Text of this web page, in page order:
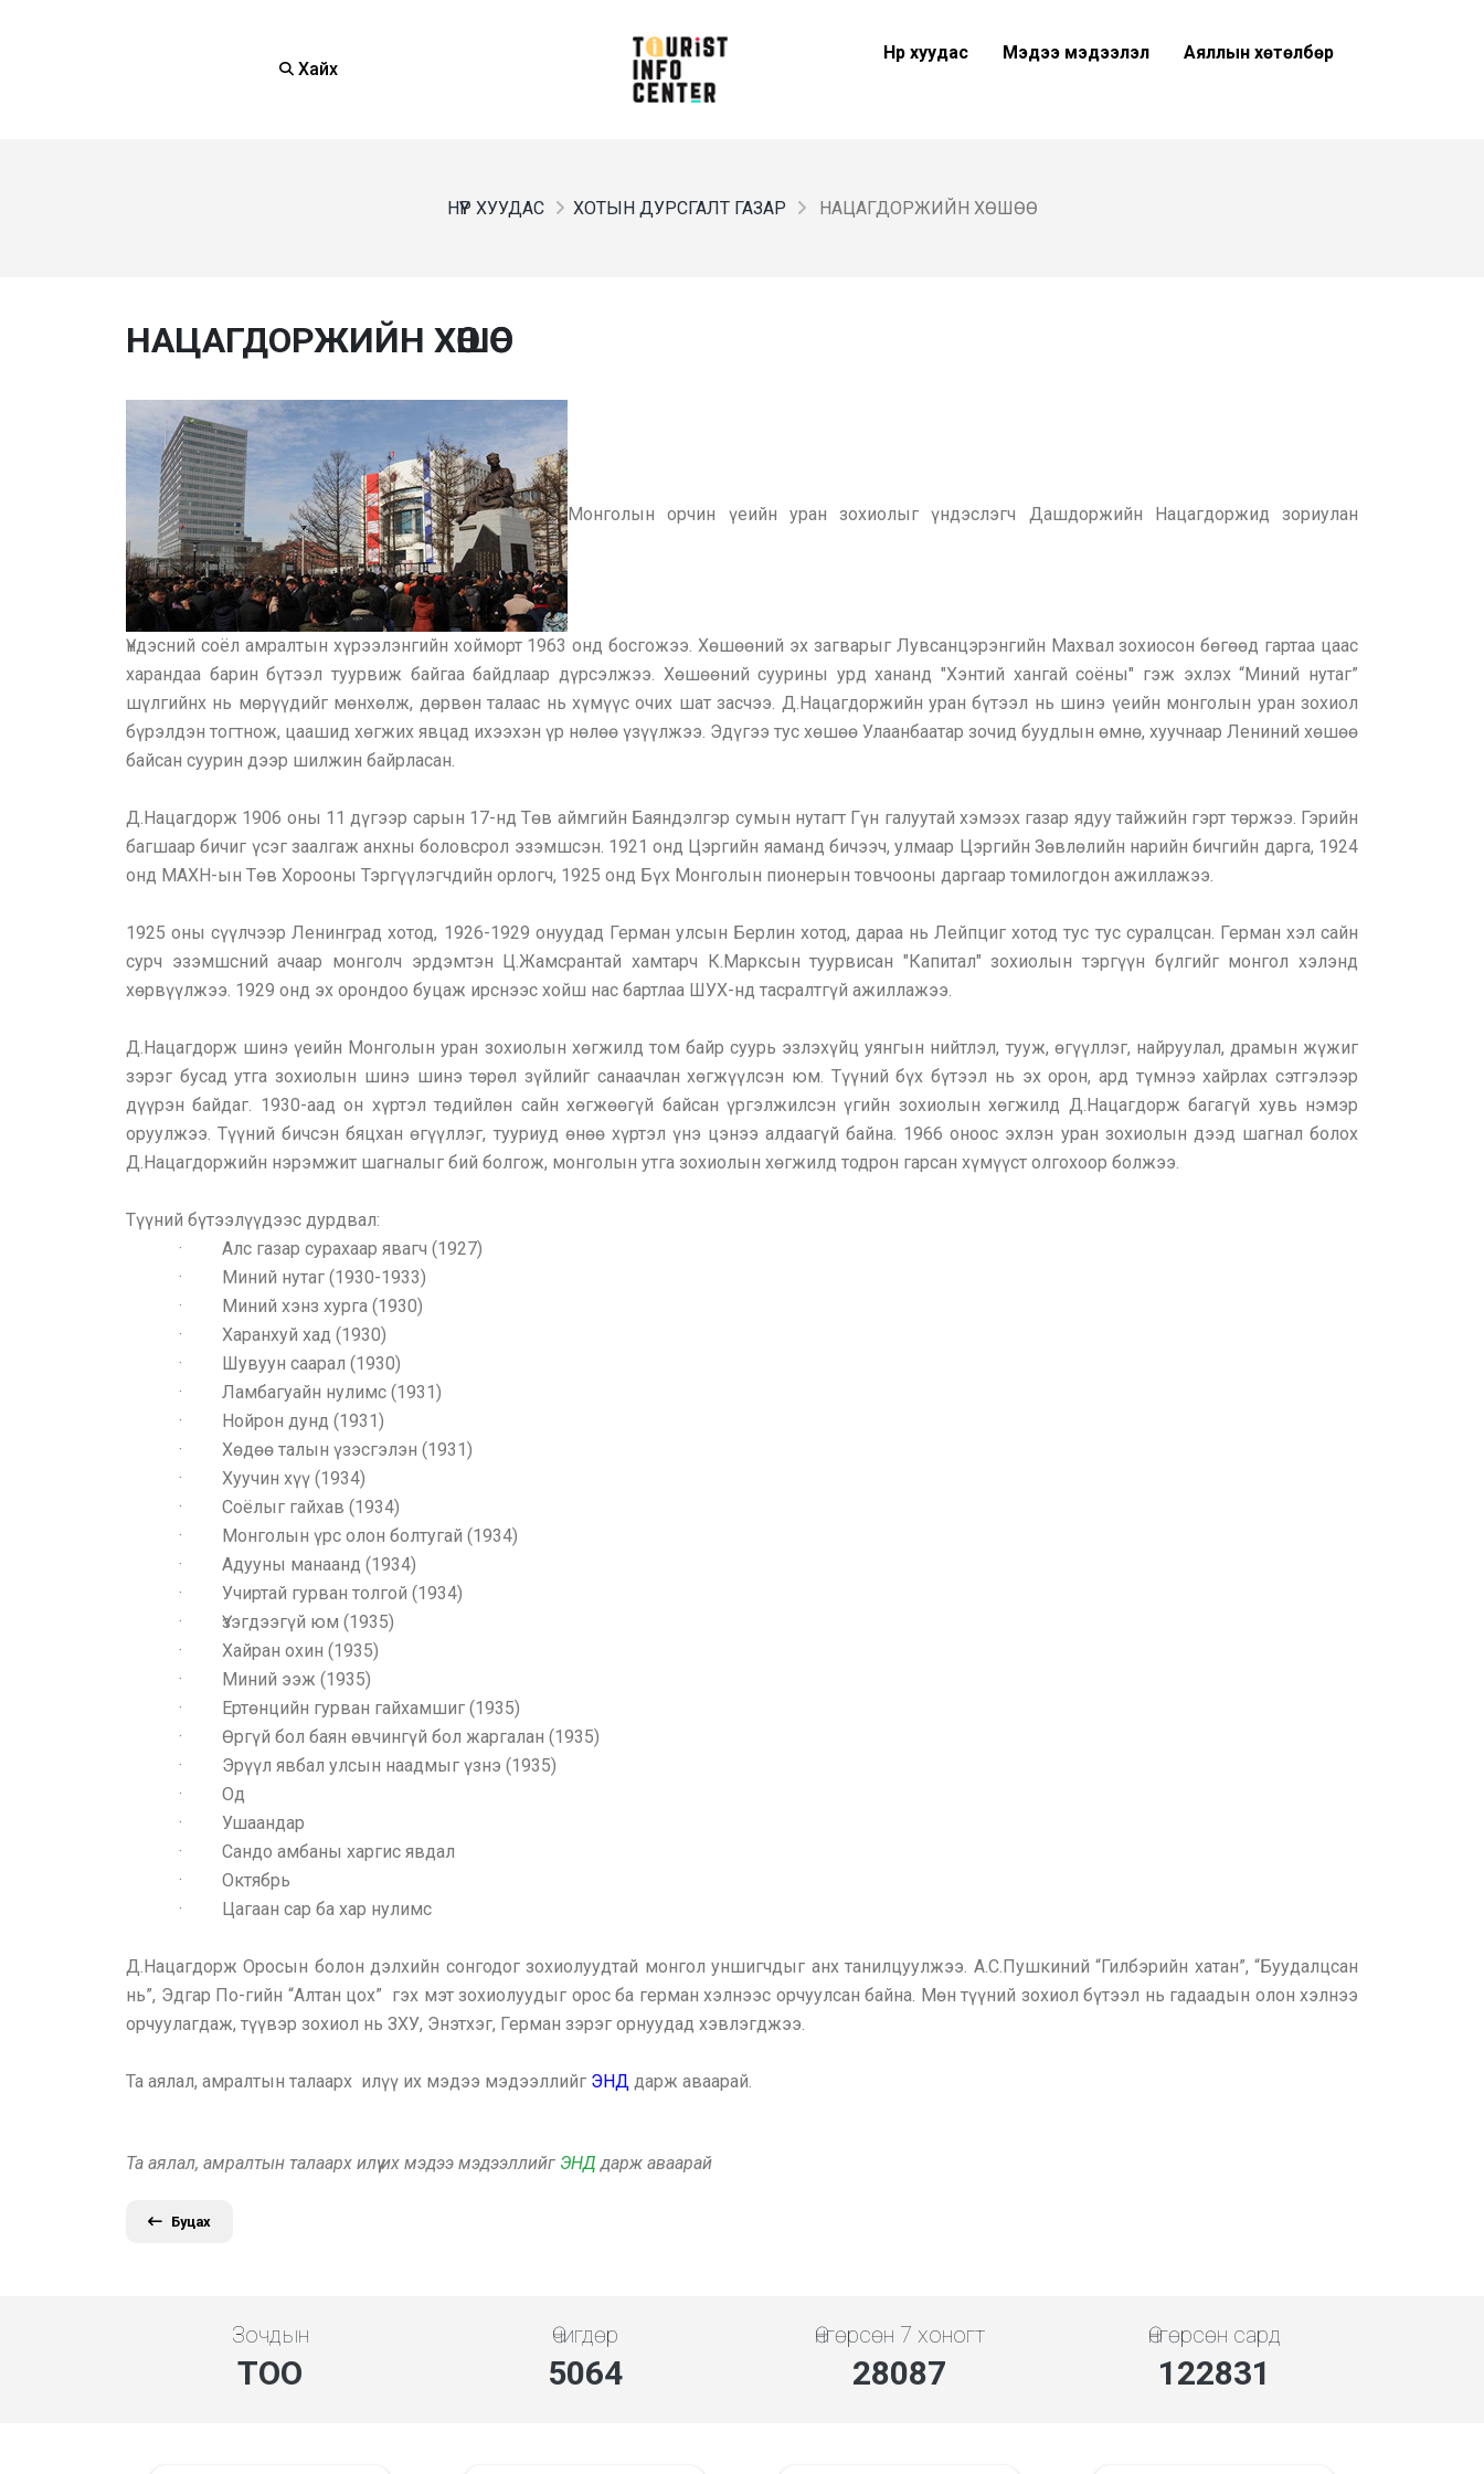
Хайх
Нүүр хуудас Мэдээ мэдээлэл Аяллын хөтөлбөр
НҮҮР ХУУДАС ХОТЫН ДУРСГАЛТ ГАЗАР НАЦАГДОРЖИЙН ХӨШӨӨ
НАЦАГДОРЖИЙН ХӨШӨӨ
Монголын орчин үеийн уран зохиолыг үндэслэгч Дашдоржийн Нацагдоржид зориулан
Үндэсний соёл амралтын хүрээлэнгийн хойморт 1963 онд босгожээ. Хөшөөний эх загварыг Лувсанцэрэнгийн Махвал зохиосон бөгөөд гартаа цаас
харандаа барин бүтээл туурвиж байгаа байдлаар дүрсэлжээ. Хөшөөний суурины урд хананд "Хэнтий хангай соёны" гэж эхлэх “Миний нутаг”
шүлгийнх нь мөрүүдийг мөнхөлж, дөрвөн талаас нь хүмүүс очих шат засчээ. Д.Нацагдоржийн уран бүтээл нь шинэ үеийн монголын уран зохиол
бүрэлдэн тогтнож, цаашид хөгжих явцад ихээхэн үр нөлөө үзүүлжээ. Эдүгээ тус хөшөө Улаанбаатар зочид буудлын өмнө, хуучнаар Лениний хөшөө
байсан суурин дээр шилжин байрласан.
Д.Нацагдорж 1906 оны 11 дүгээр сарын 17-нд Төв аймгийн Баяндэлгэр сумын нутагт Гүн галуутай хэмээх газар ядуу тайжийн гэрт төржээ. Гэрийн
багшаар бичиг үсэг заалгаж анхны боловсрол эзэмшсэн. 1921 онд Цэргийн яаманд бичээч, улмаар Цэргийн Зөвлөлийн нарийн бичгийн дарга, 1924
онд МАХН-ын Төв Хорооны Тэргүүлэгчдийн орлогч, 1925 онд Бүх Монголын пионерын товчооны даргаар томилогдон ажиллажээ.
1925 оны сүүлчээр Ленинград хотод, 1926-1929 онуудад Герман улсын Берлин хотод, дараа нь Лейпциг хотод тус тус суралцсан. Герман хэл сайн
сурч эзэмшсний ачаар монголч эрдэмтэн Ц.Жамсрантай хамтарч К.Марксын туурвисан "Капитал" зохиолын тэргүүн бүлгийг монгол хэлэнд
хөрвүүлжээ. 1929 онд эх орондоо буцаж ирснээс хойш нас бартлаа ШУХ-нд тасралтгүй ажиллажээ.
Д.Нацагдорж шинэ үеийн Монголын уран зохиолын хөгжилд том байр суурь эзлэхүйц уянгын нийтлэл, тууж, өгүүллэг, найруулал, драмын жүжиг
зэрэг бусад утга зохиолын шинэ шинэ төрөл зүйлийг санаачлан хөгжүүлсэн юм. Түүний бүх бүтээл нь эх орон, ард түмнээ хайрлах сэтгэлээр
дүүрэн байдаг. 1930-аад он хүртэл төдийлөн сайн хөгжөөгүй байсан үргэлжилсэн үгийн зохиолын хөгжилд Д.Нацагдорж багагүй хувь нэмэр
оруулжээ. Түүний бичсэн бяцхан өгүүллэг, тууриуд өнөө хүртэл үнэ цэнээ алдаагүй байна. 1966 оноос эхлэн уран зохиолын дээд шагнал болох
Д.Нацагдоржийн нэрэмжит шагналыг бий болгож, монголын утга зохиолын хөгжилд тодрон гарсан хүмүүст олгохоор болжээ.
Түүний бүтээлүүдээс дурдвал:
· Алс газар сурахаар явагч (1927)
· Миний нутаг (1930-1933)
· Миний хэнз хурга (1930)
· Харанхуй хад (1930)
· Шувуун саарал (1930)
· Ламбагуайн нулимс (1931)
· Нойрон дунд (1931)
· Хөдөө талын үзэсгэлэн (1931)
· Хуучин хүү (1934)
· Соёлыг гайхав (1934)
· Монголын үрс олон болтугай (1934)
· Адууны манаанд (1934)
· Учиртай гурван толгой (1934)
· Үзэгдээгүй юм (1935)
· Хайран охин (1935)
· Миний ээж (1935)
· Ертөнцийн гурван гайхамшиг (1935)
· Өргүй бол баян өвчингүй бол жаргалан (1935)
· Эрүүл явбал улсын наадмыг үзнэ (1935)
· Од
· Ушаандар
· Сандо амбаны харгис явдал
· Октябрь
· Цагаан сар ба хар нулимс
Д.Нацагдорж Оросын болон дэлхийн сонгодог зохиолуудтай монгол уншигчдыг анх танилцуулжээ. А.С.Пушкиний “Гилбэрийн хатан”, “Буудалцсан
нь”, Эдгар По-гийн “Алтан цох” гэх мэт зохиолуудыг орос ба герман хэлнээс орчуулсан байна. Мөн түүний зохиол бүтээл нь гадаадын олон хэлнээ
орчуулагдаж, түүвэр зохиол нь ЗХУ, Энэтхэг, Герман зэрэг орнуудад хэвлэгджээ.
Та аялал, амралтын талаарх илүү их мэдээ мэдээллийг ЭНД дарж аваарай.
Та аялал, амралтын талаарх илүү их мэдээ мэдээллийг ЭНД дарж аваарай
Буцах
Зочдын
ТОО
Өчигдөр
5843
Өнгөрсөн 7 хоногт
32408
Өнгөрсөн сард
141728